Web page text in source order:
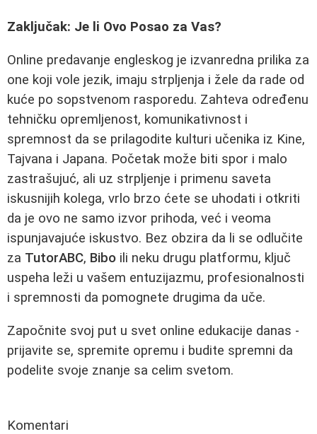
Zaključak: Je li Ovo Posao za Vas?
Online predavanje engleskog je izvanredna prilika za
one koji vole jezik, imaju strpljenja i žele da rade od
kuće po sopstvenom rasporedu. Zahteva određenu
tehničku opremljenost, komunikativnost i
spremnost da se prilagodite kulturi učenika iz Kine,
Tajvana i Japana. Početak može biti spor i malo
zastrašujuć, ali uz strpljenje i primenu saveta
iskusnijih kolega, vrlo brzo ćete se uhodati i otkriti
da je ovo ne samo izvor prihoda, već i veoma
ispunjavajuće iskustvo. Bez obzira da li se odlučite
za TutorABC, Bibo ili neku drugu platformu, ključ
uspeha leži u vašem entuzijazmu, profesionalnosti
i spremnosti da pomognete drugima da uče.
Započnite svoj put u svet online edukacije danas -
prijavite se, spremite opremu i budite spremni da
podelite svoje znanje sa celim svetom.
Komentari